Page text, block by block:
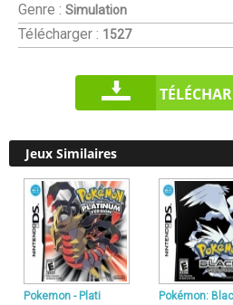
Genre : Simulation
Télécharger : 1527
Jeux Similaires
Pokemon - Plati Pokémon: